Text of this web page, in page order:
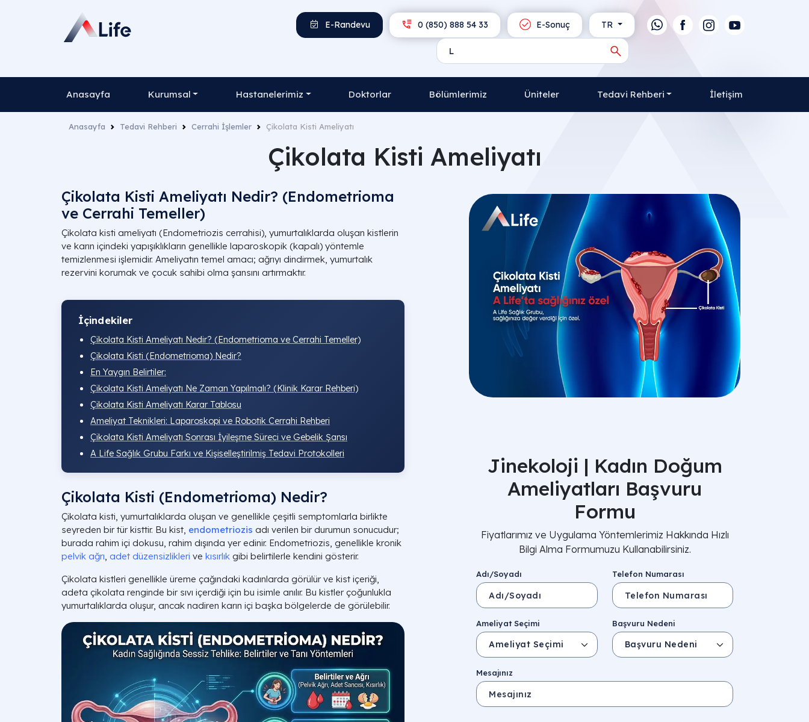
TR
E-Sonuç
0 (850) 888 54 33
E-Randevu
Anasayfa Kurumsal Hastanelerimiz Doktorlar Bölümlerimiz Üniteler Tedavi Rehberi İletişim
Anasayfa Tedavi Rehberi Cerrahi İşlemler Çikolata Kisti Ameliyatı
Çikolata Kisti Ameliyatı
Çikolata Kisti Ameliyatı Nedir? (Endometrioma
ve Cerrahi Temeller)
Çikolata kisti ameliyatı (Endometriozis cerrahisi), yumurtalıklarda oluşan kistlerin
ve karın içindeki yapışıklıkların genellikle laparoskopik (kapalı) yöntemle
temizlenmesi işlemidir. Ameliyatın temel amacı; ağrıyı dindirmek, yumurtalık
rezervini korumak ve çocuk sahibi olma şansını artırmaktır.
İçindekiler
Çikolata Kisti Ameliyatı Nedir? (Endometrioma ve Cerrahi Temeller)
Çikolata Kisti (Endometrioma) Nedir?
En Yaygın Belirtiler:
Çikolata Kisti Ameliyatı Ne Zaman Yapılmalı? (Klinik Karar Rehberi)
Çikolata Kisti Ameliyatı Karar Tablosu
Ameliyat Teknikleri: Laparoskopi ve Robotik Cerrahi Rehberi
Çikolata Kisti Ameliyatı Sonrası İyileşme Süreci ve Gebelik Şansı
A Life Sağlık Grubu Farkı ve Kişiselleştirilmiş Tedavi Protokolleri
Çikolata Kisti (Endometrioma) Nedir?
Çikolata kisti, yumurtalıklarda oluşan ve genellikle çeşitli semptomlarla birlikte
seyreden bir tür kisttir. Bu kist, endometriozis adı verilen bir durumun sonucudur;
burada rahim içi dokusu, rahim dışında yer edinir. Endometriozis, genellikle kronik
pelvik ağrı, adet düzensizlikleri ve kısırlık gibi belirtilerle kendini gösterir.
Çikolata kistleri genellikle üreme çağındaki kadınlarda görülür ve kist içeriği,
adeta çikolata renginde bir sıvı içerdiği için bu isimle anılır. Bu kistler çoğunlukla
yumurtalıklarda oluşur, ancak nadiren karın içi başka bölgelerde de görülebilir.
Jinekoloji | Kadın Doğum
Ameliyatları Başvuru
Formu
Fiyatlarımız ve Uygulama Yöntemlerimiz Hakkında Hızlı
Bilgi Alma Formumuzu Kullanabilirsiniz.
Adı/Soyadı Telefon Numarası
Ameliyat Seçimi Başvuru Nedeni
Mesajınız